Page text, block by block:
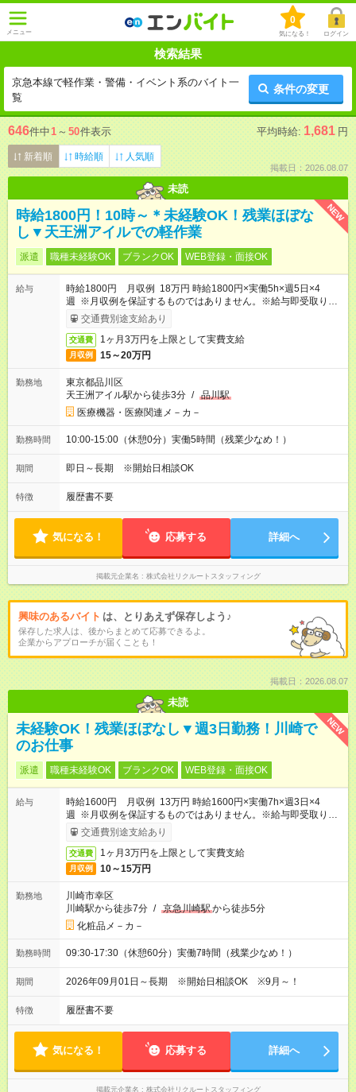
メニュー
0
気になる！ ログイン
検索結果
京急本線で軽作業・警備・イベント系のバイト一
覧
条件の変更
646件中1 ～ 50件表示 平均時給: 1,681 円
新着順 時給順 人気順
掲載日：2026.08.07
未読
NEW
時給1800円！10時～＊未経験OK！残業ほぼな
し▼天王洲アイルでの軽作業
派遣 職種未経験OK ブランクOK WEB登録・面接OK
給与
時給1800円 月収例 18万円 時給1800円×実働5h×週5日×4
週 ※月収例を保証するものではありません。※給与即受取りサ
ービス利用可（利用条件有）
交通費別途支給あり
交通費 1ヶ月3万円を上限として実費支給
月収例 15～20万円
勤務地
東京都品川区
天王洲アイル駅から徒歩3分 / 品川駅
医療機器・医療関連メ－カ－
勤務時間 10:00-15:00（休憩0分）実働5時間（残業少なめ！）
期間 即日～長期 ※開始日相談OK
特徴 履歴書不要
気になる！ 応募する 詳細へ
掲載元企業名 株式会社リクルートスタッフィング
興味のあるバイト は、とりあえず保存しよう♪
保存した求人は、後からまとめて応募できるよ。
企業からアプローチが届くことも！
掲載日：2026.08.07
未読
NEW
未経験OK！残業ほぼなし▼週3日勤務！川崎で
のお仕事
派遣 職種未経験OK ブランクOK WEB登録・面接OK
給与
時給1600円 月収例 13万円 時給1600円×実働7h×週3日×4
週 ※月収例を保証するものではありません。※給与即受取りサ
ービス利用可（利用条件有）
交通費別途支給あり
交通費 1ヶ月3万円を上限として実費支給
月収例 10～15万円
勤務地
川崎市幸区
川崎駅から徒歩7分 / 京急川崎駅から徒歩5分
化粧品メ－カ－
勤務時間 09:30-17:30（休憩60分）実働7時間（残業少なめ！）
期間 2026年09月01日～長期 ※開始日相談OK ※9月～！
特徴 履歴書不要
気になる！ 応募する 詳細へ
掲載元企業名 株式会社リクルートスタッフィング